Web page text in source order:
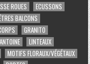
ROUES
ECUSSONS
BALCONS
GRANITO
LINTEAUX
MOTIFS FLORAUX/VÉGÉTAUX